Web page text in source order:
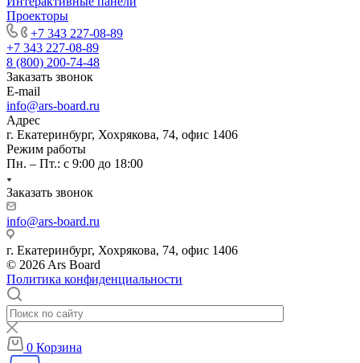
Проекторы
+7 343 227-08-89
+7 343 227-08-89
8 (800) 200-74-48
Заказать звонок
E-mail
info@ars-board.ru
Адрес
г. Екатеринбург, Хохрякова, 74, офис 1406
Режим работы
Пн. – Пт.: с 9:00 до 18:00
Заказать звонок
info@ars-board.ru
г. Екатеринбург, Хохрякова, 74, офис 1406
© 2026 Ars Board
Политика конфиденциальности
0 Корзина